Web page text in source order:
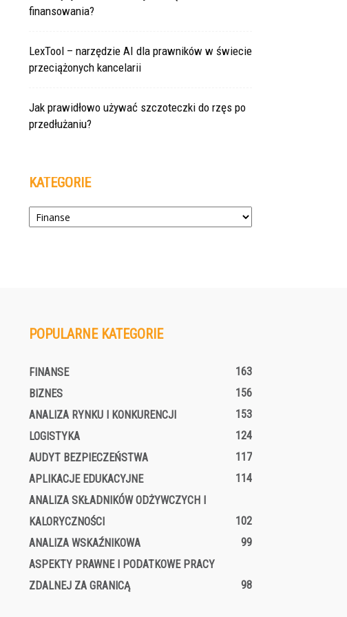
finansowania?
LexTool – narzędzie AI dla prawników w świecie
przeciążonych kancelarii
Jak prawidłowo używać szczoteczki do rzęs po
przedłużaniu?
KATEGORIE
Kategorie
POPULARNE KATEGORIE
FINANSE
163
BIZNES
156
ANALIZA RYNKU I KONKURENCJI
153
LOGISTYKA
124
AUDYT BEZPIECZEŃSTWA
117
APLIKACJE EDUKACYJNE
114
ANALIZA SKŁADNIKÓW ODŻYWCZYCH I
KALORYCZNOŚCI
102
ANALIZA WSKAŹNIKOWA
99
ASPEKTY PRAWNE I PODATKOWE PRACY
ZDALNEJ ZA GRANICĄ
98